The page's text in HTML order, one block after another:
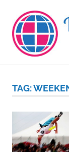
contenuto
TAG: